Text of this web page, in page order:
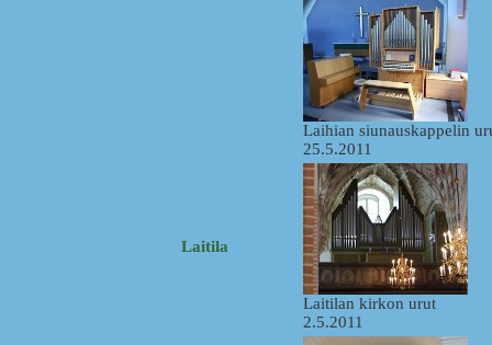
Laihian siunauskappelin
25.5.2011
Laitila
Laitilan kirkon urut
2.5.2011